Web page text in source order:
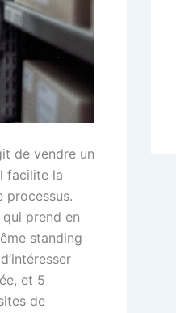
de vendre un
facilite la
processus.
prend en
standing
et 5
de